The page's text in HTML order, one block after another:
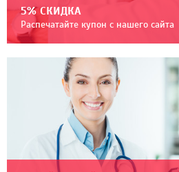
5% СКИДКА
Распечатайте купон с нашего сайта